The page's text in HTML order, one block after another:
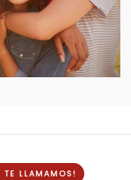
TE LLAMAMOS!